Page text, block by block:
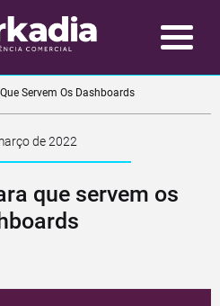
Servem Os Dashboards
de 2022
que servem os